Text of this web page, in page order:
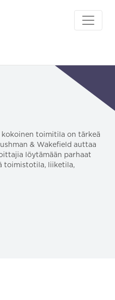
kokoinen toimitila on tärkeä
& Wakefield auttaa
löytämään parhaat
toimistotila, liiketila,